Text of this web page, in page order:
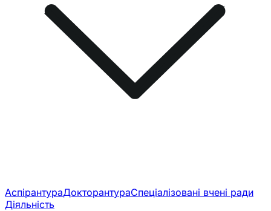
АспірантураДокторантураСпеціалізовані вчені ради
Діяльність